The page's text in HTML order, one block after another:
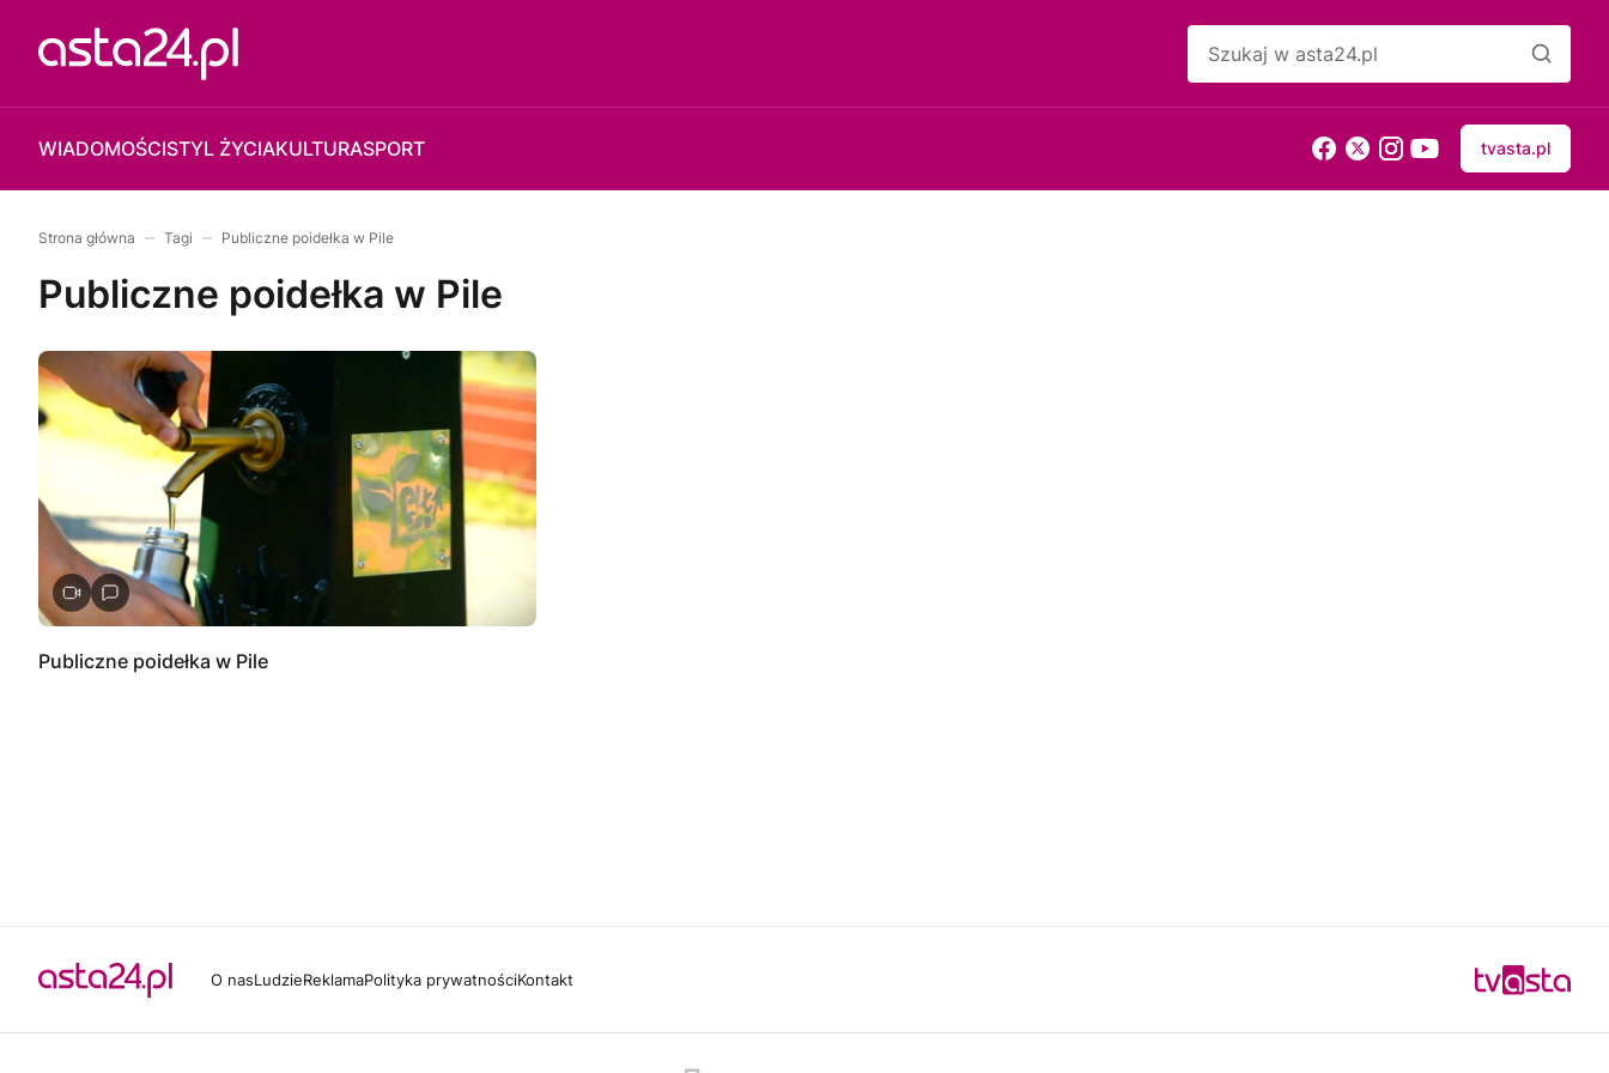
WIADOMOŚCISTYL ŻYCIAKULTURASPORT tvasta.pl
Strona główna Tagi Publiczne poidełka w Pile
Publiczne poidełka w Pile
Publiczne poidełka w Pile
O nasLudzieReklamaPolityka prywatnościKontakt